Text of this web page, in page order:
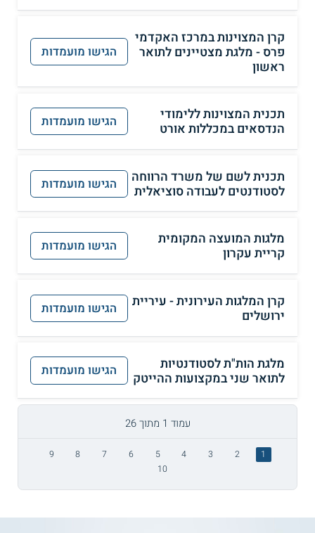
קרן המצוינות במרכז האקדמי
פרס - מלגת מצטיינים לתואר
ראשון
הגישו מועמדות
תכנית המצוינות ללימודי
הנדסאים במכללות אורט
הגישו מועמדות
תכנית לשם של משרד הרווחה
לסטודנטים לעבודה סוציאלית
הגישו מועמדות
מלגות המועצה המקומית
קריית עקרון
הגישו מועמדות
קרן המלגות העירונית - עיריית
ירושלים
הגישו מועמדות
מלגת הות"ת לסטודנטיות
לתואר שני במקצועות ההייטק
הגישו מועמדות
עמוד 1 מתוך 26
1
2
3
4
5
6
7
8
9
10